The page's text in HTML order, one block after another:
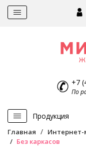
+7
По
Продукция
Главная Интернет-
Без каркасов